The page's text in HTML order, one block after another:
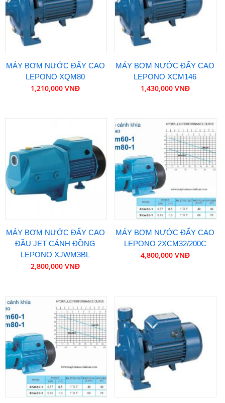
MÁY BƠM NƯỚC ĐẨY CAO
LEPONO XQM80
1,210,000 VNĐ
MÁY BƠM NƯỚC ĐẨY CAO
LEPONO XCM146
1,430,000 VNĐ
MÁY BƠM NƯỚC ĐẨY CAO
ĐẦU JET CÁNH ĐỒNG
LEPONO XJWM3BL
2,800,000 VNĐ
MÁY BƠM NƯỚC ĐẨY CAO
LEPONO 2XCM32/200C
4,800,000 VNĐ